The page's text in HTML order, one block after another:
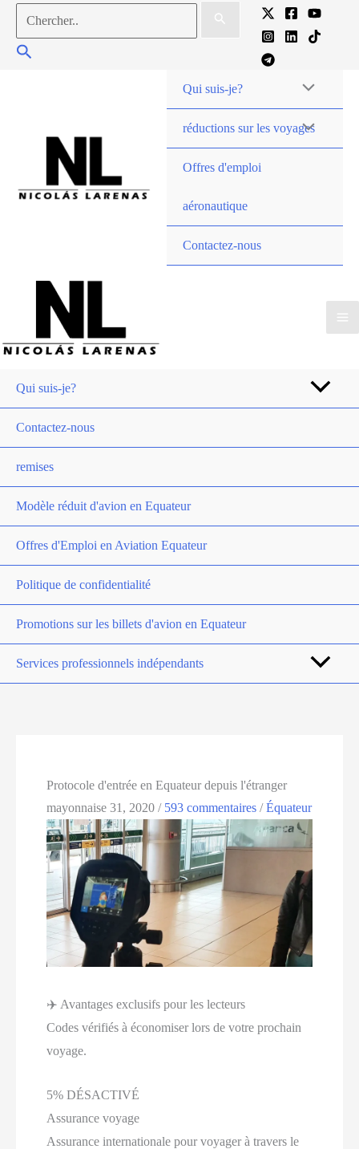
contenuChercher
Qui suis-je?
réductions sur les voyages
Offres d'emploi
aéronautique
Contactez-nous
Qui suis-je?
Contactez-nous
remises
Modèle réduit d'avion en Equateur
Offres d'Emploi en Aviation Equateur
Politique de confidentialité
Promotions sur les billets d'avion en Equateur
Services professionnels indépendants
Protocole d'entrée en Equateur depuis l'étranger
mayonnaise 31, 2020/ 593 commentaires /Équateur
✈️ Avantages exclusifs pour les lecteurs
Codes vérifiés à économiser lors de votre prochain
voyage.
5% DÉSACTIVÉ
Assurance voyage
Assurance internationale pour voyager à travers le